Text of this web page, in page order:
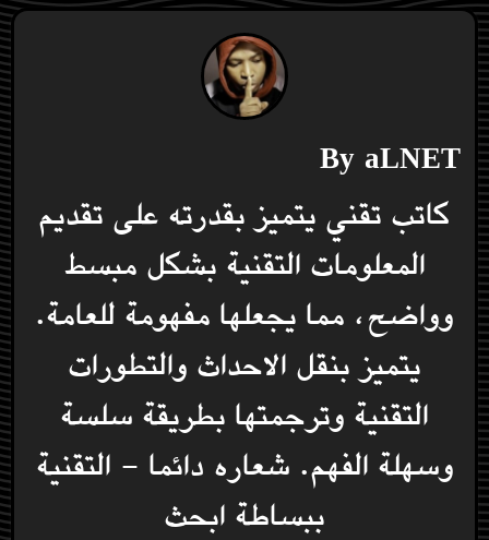
ByaLNET
كاتب تقني يتميز بقدرته على تقديم
المعلومات التقنية بشكل مبسط
وواضح، مما يجعلها مفهومة للعامة.
يتميز بنقل الاحداث والتطورات
التقنية وترجمتها بطريقة سلسة
وسهلة الفهم. شعاره دائما - التقنية
ببساطة ابحث